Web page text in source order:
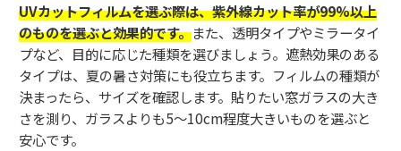
UVカットフィルムを選ぶ際は、紫外線カット率が99%以上
のものを選ぶと効果的です。また、透明タイプやミラータイ
プなど、目的に応じた種類を選びましょう。遮熱効果のある
タイプは、夏の暑さ対策にも役立ちます。フィルムの種類が
決まったら、サイズを確認します。貼りたい窓ガラスの大き
さを測り、ガラスよりも5～10cm程度大きいものを選ぶと
安心です。